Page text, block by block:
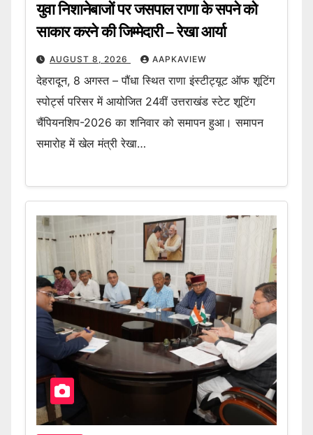
युवा निशानेबाजों पर जसपाल राणा के सपने को
साकार करने की जिम्मेदारी – रेखा आर्या
AUGUST 8, 2026 AAPKAVIEW
देहरादून, 8 अगस्त – पौंधा स्थित राणा इंस्टीट्यूट ऑफ शूटिंग
स्पोर्ट्स परिसर में आयोजित 24वीं उत्तराखंड स्टेट शूटिंग
चैंपियनशिप-2026 का शनिवार को समापन हुआ। समापन
समारोह में खेल मंत्री रेखा…